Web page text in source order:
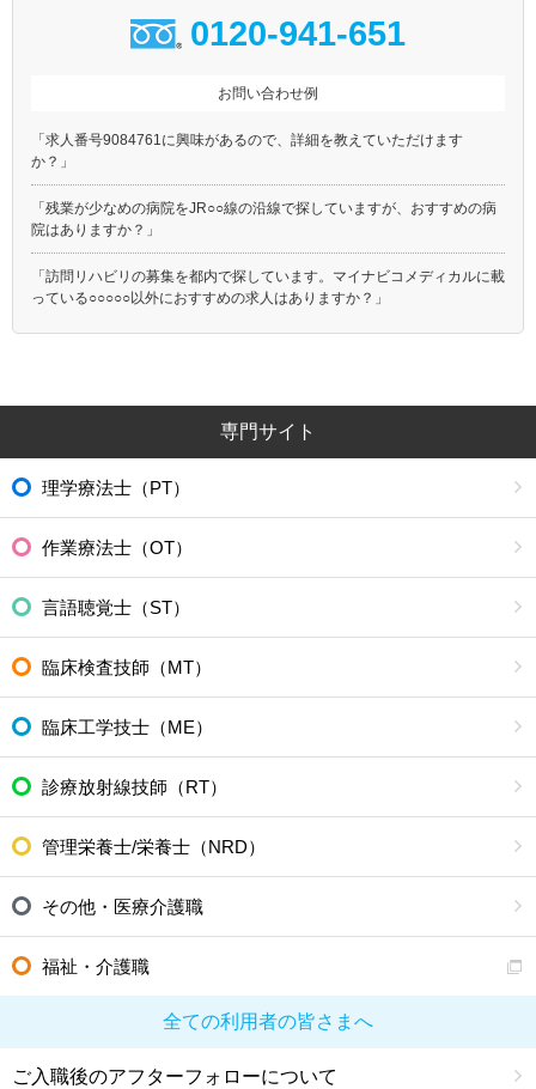
0120-941-651
お問い合わせ例
「求人番号9084761に興味があるので、詳細を教えていただけます
か？」
「残業が少なめの病院をJR○○線の沿線で探していますが、おすすめの病
院はありますか？」
「訪問リハビリの募集を都内で探しています。マイナビコメディカルに載
っている○○○○○以外におすすめの求人はありますか？」
専門サイト
理学療法士（PT）
作業療法士（OT）
言語聴覚士（ST）
臨床検査技師（MT）
臨床工学技士（ME）
診療放射線技師（RT）
管理栄養士/栄養士（NRD）
その他・医療介護職
福祉・介護職
全ての利用者の皆さまへ
ご入職後のアフターフォローについて